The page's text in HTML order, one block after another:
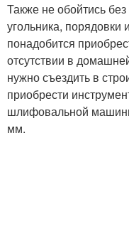
Также не обойтись
угольника,
понадобится
отсутствии в
нужно съездить в
приобрести
шлифовальной
мм.